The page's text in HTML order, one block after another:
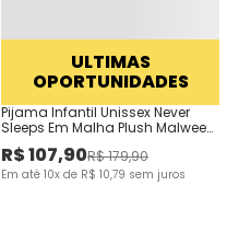
ULTIMAS
OPORTUNIDADES
Pijama Infantil Unissex Never
Sleeps Em Malha Plush Malwee
Kids
R$107,90R$179,90
Em até 10x de R$ 10,79 sem juros